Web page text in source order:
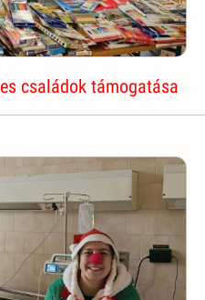
családok támogatása